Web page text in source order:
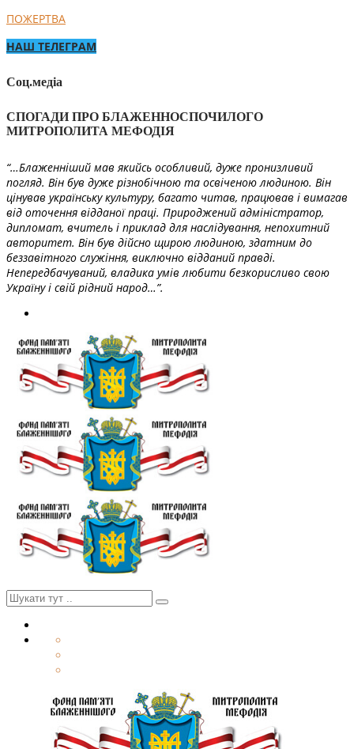
ПОЖЕРТВА
НАШ ТЕЛЕГРАМ
Соц.медіа
СПОГАДИ ПРО БЛАЖЕННОСПОЧИЛОГО
МИТРОПОЛИТА МЕФОДІЯ
“…Блаженніший мав якийсь особливий, дуже пронизливий
погляд. Він був дуже різнобічною та освіченою людиною. Він
цінував українську культуру, багато читав, працював і вимагав
від оточення відданої праці. Природжений адміністратор,
дипломат, вчитель і приклад для наслідування, непохитний
авторитет. Він був дійсно щирою людиною, здатним до
беззавітного служіння, виключно відданий правді.
Непередбачуваний, владика умів любити безкорисливо свою
Україну і свій рідний народ…”.